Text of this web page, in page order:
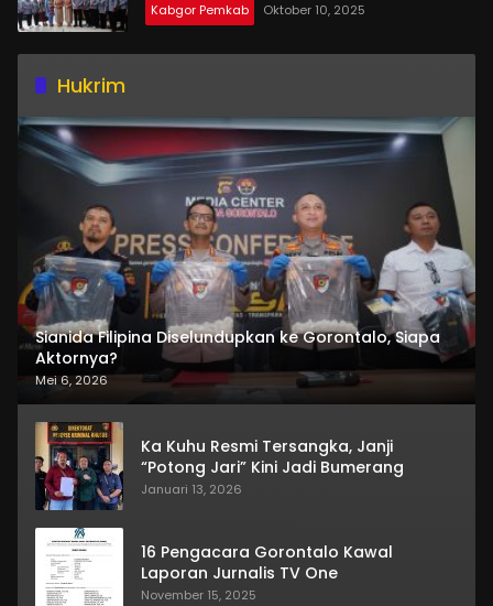
Kabgor Pemkab Oktober 10, 2025
Hukrim
Sianida Filipina Diselundupkan ke Gorontalo, Siapa
Aktornya?
Mei 6, 2026
Ka Kuhu Resmi Tersangka, Janji
“Potong Jari” Kini Jadi Bumerang
Januari 13, 2026
16 Pengacara Gorontalo Kawal
Laporan Jurnalis TV One
November 15, 2025